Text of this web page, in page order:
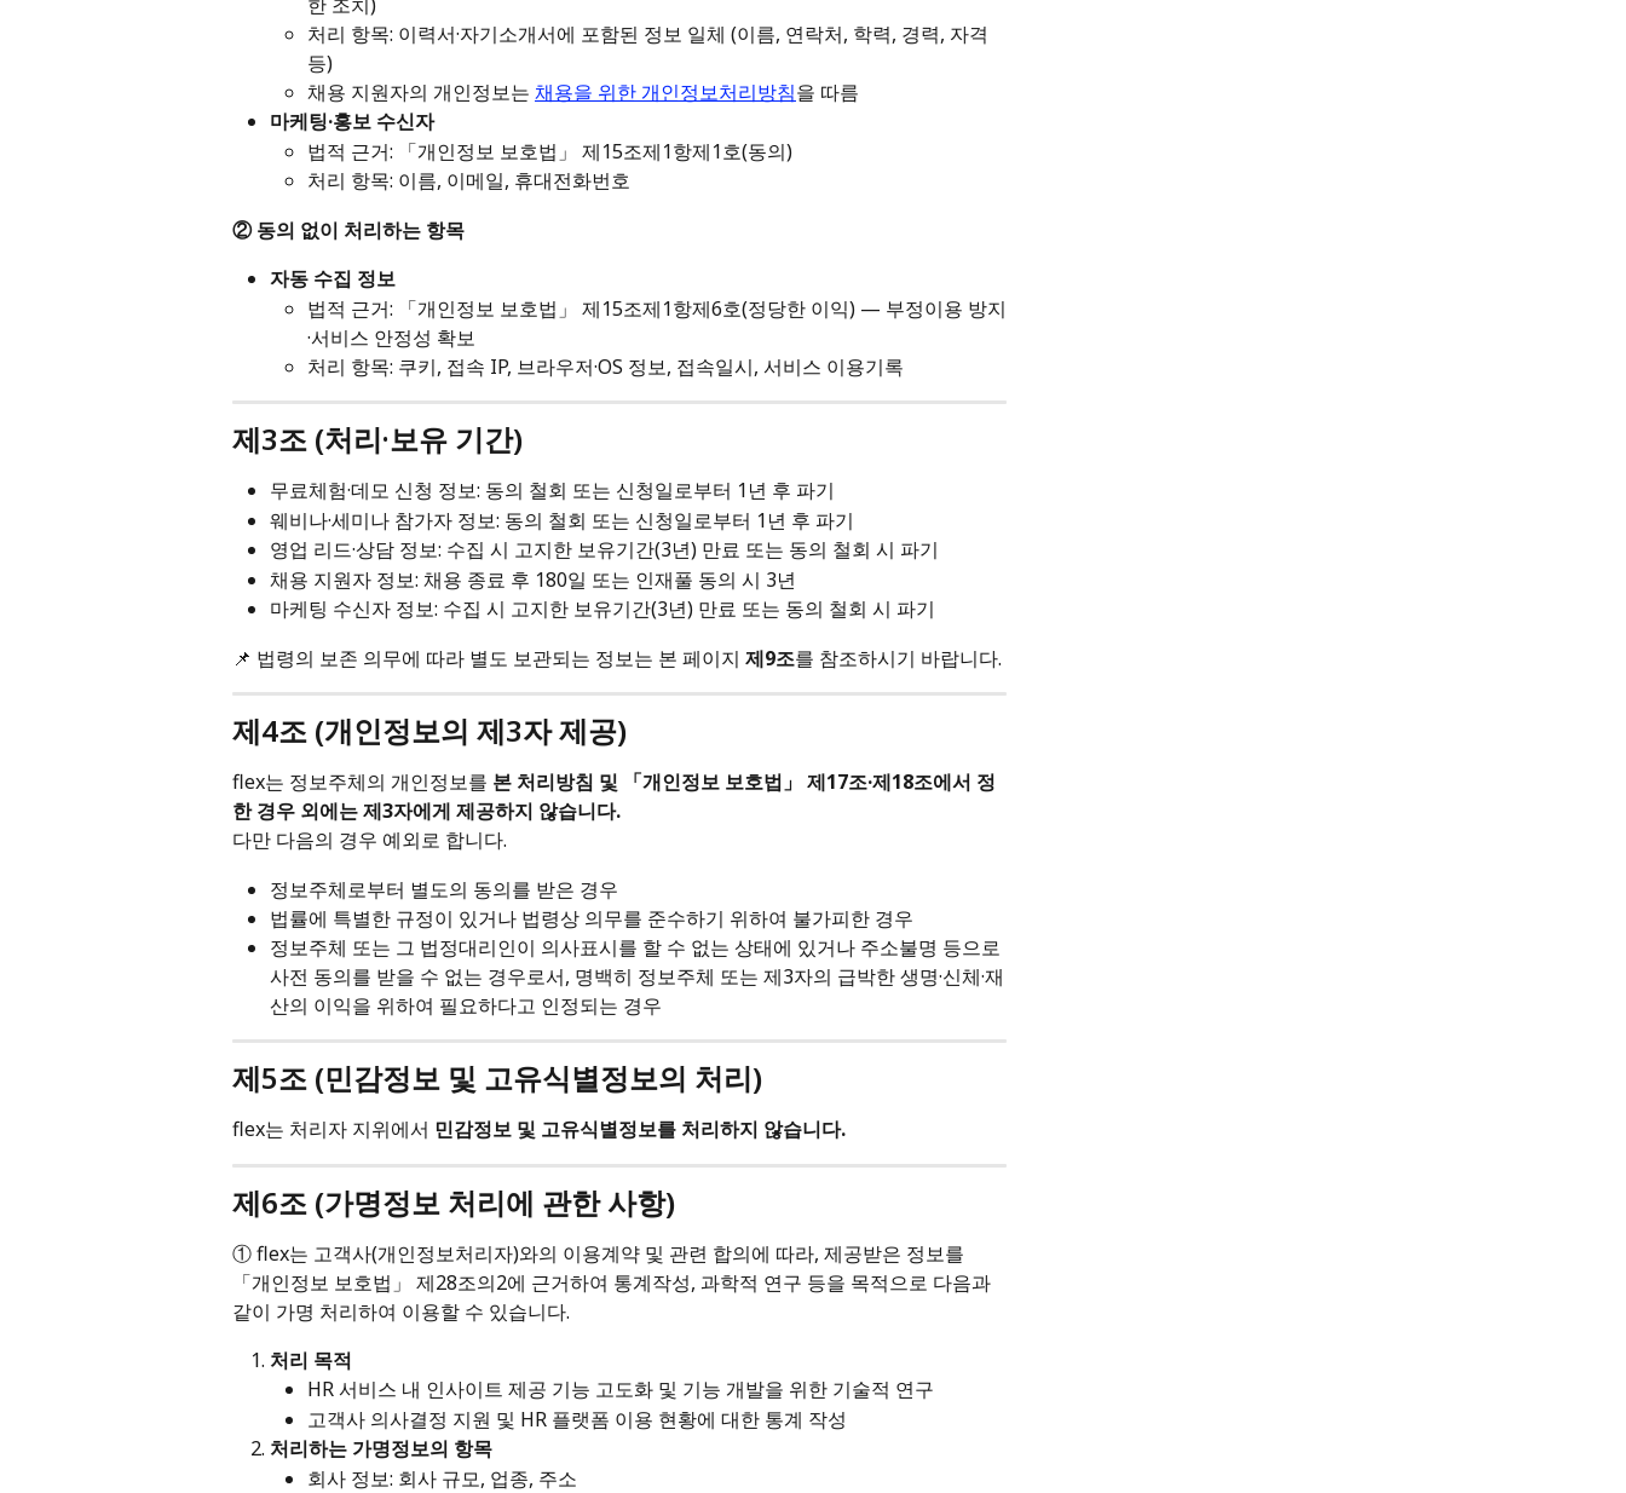
처리 항목: 이력서·자기소개서에 포함된 정보 일체 (이름, 연락처, 학력, 경력, 자격
등)
채용 지원자의 개인정보는 채용을 위한 개인정보처리방침을 따름
마케팅·홍보 수신자
법적 근거: 「개인정보 보호법」 제15조제1항제1호(동의)
처리 항목: 이름, 이메일, 휴대전화번호
② 동의 없이 처리하는 항목
자동 수집 정보
법적 근거: 「개인정보 보호법」 제15조제1항제6호(정당한 이익) — 부정이용 방지
·서비스 안정성 확보
처리 항목: 쿠키, 접속 IP, 브라우저·OS 정보, 접속일시, 서비스 이용기록
제3조 (처리·보유 기간)
무료체험·데모 신청 정보: 동의 철회 또는 신청일로부터 1년 후 파기
웨비나·세미나 참가자 정보: 동의 철회 또는 신청일로부터 1년 후 파기
영업 리드·상담 정보: 수집 시 고지한 보유기간(3년) 만료 또는 동의 철회 시 파기
채용 지원자 정보: 채용 종료 후 180일 또는 인재풀 동의 시 3년
마케팅 수신자 정보: 수집 시 고지한 보유기간(3년) 만료 또는 동의 철회 시 파기
📌 법령의 보존 의무에 따라 별도 보관되는 정보는 본 페이지 제9조를 참조하시기 바랍니다.
제4조 (개인정보의 제3자 제공)
flex는 정보주체의 개인정보를 본 처리방침 및 「개인정보 보호법」 제17조·제18조에서 정
한 경우 외에는 제3자에게 제공하지 않습니다.
다만 다음의 경우 예외로 합니다.
정보주체로부터 별도의 동의를 받은 경우
법률에 특별한 규정이 있거나 법령상 의무를 준수하기 위하여 불가피한 경우
정보주체 또는 그 법정대리인이 의사표시를 할 수 없는 상태에 있거나 주소불명 등으로
사전 동의를 받을 수 없는 경우로서, 명백히 정보주체 또는 제3자의 급박한 생명·신체·재
산의 이익을 위하여 필요하다고 인정되는 경우
제5조 (민감정보 및 고유식별정보의 처리)
flex는 처리자 지위에서 민감정보 및 고유식별정보를 처리하지 않습니다.
제6조 (가명정보 처리에 관한 사항)
① flex는 고객사(개인정보처리자)와의 이용계약 및 관련 합의에 따라, 제공받은 정보를
「개인정보 보호법」 제28조의2에 근거하여 통계작성, 과학적 연구 등을 목적으로 다음과
같이 가명 처리하여 이용할 수 있습니다.
처리 목적
HR 서비스 내 인사이트 제공 기능 고도화 및 기능 개발을 위한 기술적 연구
고객사 의사결정 지원 및 HR 플랫폼 이용 현황에 대한 통계 작성
처리하는 가명정보의 항목
회사 정보: 회사 규모, 업종, 주소